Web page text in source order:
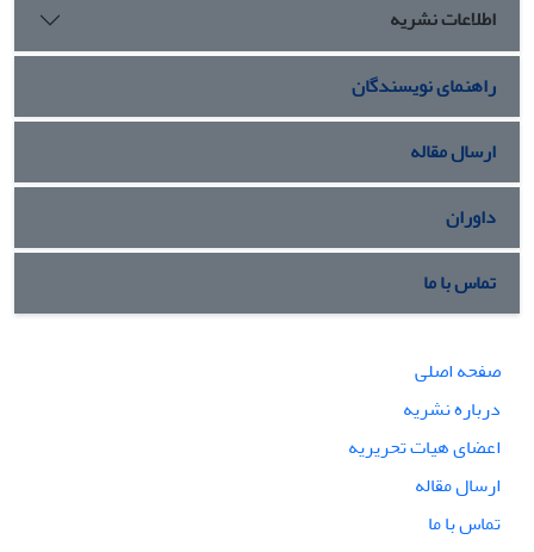
اطلاعات نشریه
راهنمای نویسندگان
ارسال مقاله
داوران
تماس با ما
صفحه اصلی
درباره نشریه
اعضای هیات تحریریه
ارسال مقاله
تماس با ما